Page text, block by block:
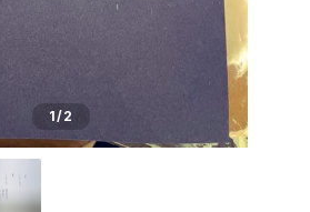
1/2